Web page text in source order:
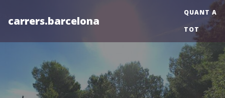
carrers.barcelona
QUANT A
TOT